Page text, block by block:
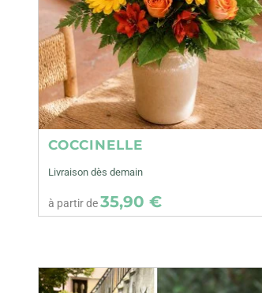
COCCINELLE
Livraison dès demain
à partir de35,90 €